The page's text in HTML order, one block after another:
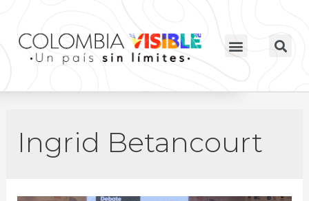
Ingrid Betancourt